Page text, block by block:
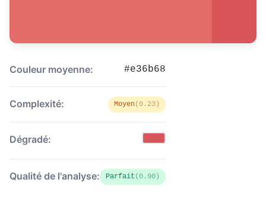
Couleur moyenne: #e36b68
Complexité: Moyen(0.23)
Dégradé:
Qualité de l'analyse: Parfait (0.90)